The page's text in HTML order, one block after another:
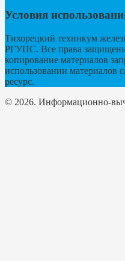
Условия
Тихорецкий техникум
РГУПС. Все права
копирование материалов
использовании материалов
ресурс.
© 2026. Информационно-